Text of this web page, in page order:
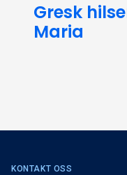
Gresk
Maria
KONTAKT OSS